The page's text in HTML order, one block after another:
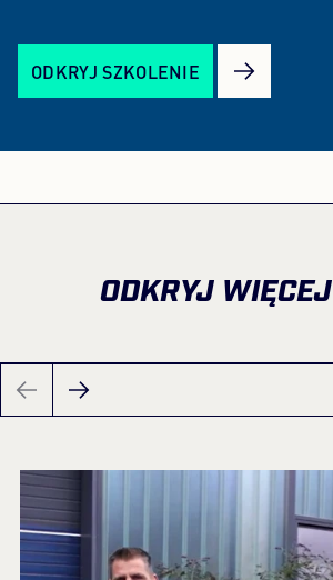
ODKRYJ SZKOLENIE
ODKRYJ WIĘCEJ